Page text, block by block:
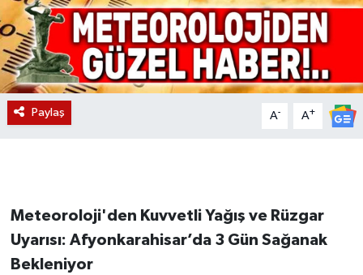
Paylaş A- A+
Meteoroloji'den Kuvvetli Yağış ve Rüzgar
Uyarısı: Afyonkarahisar’da 3 Gün Sağanak
Bekleniyor